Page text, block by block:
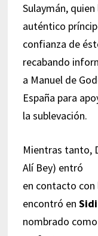
Sulaymán,
auténtico
confianza de
recabando
a Manuel de
España para
la sublevación.
Mientras tanto,
Alí Bey) entró
en contacto
encontró en
nombrado como